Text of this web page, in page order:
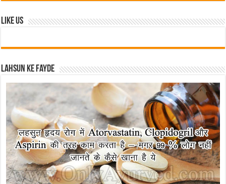
Like Us
Lahsun ke fayde